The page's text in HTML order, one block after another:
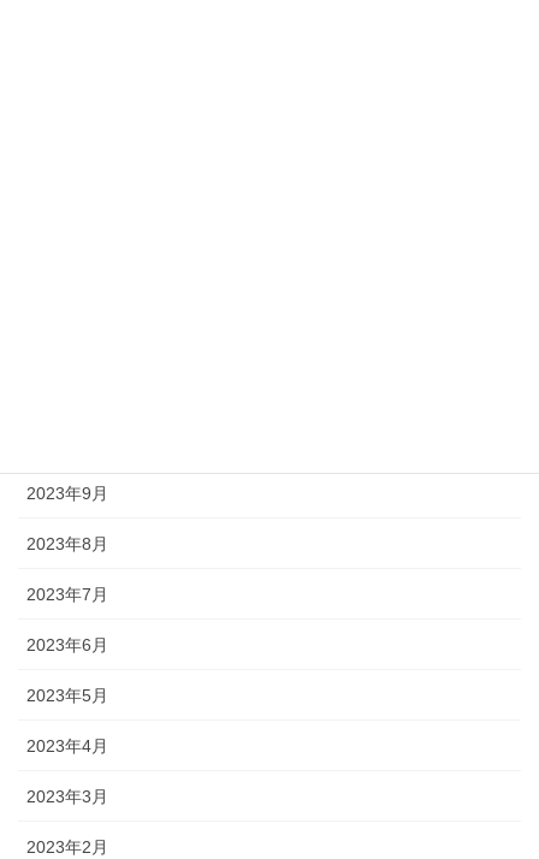
2023年9月
2023年8月
2023年7月
2023年6月
2023年5月
2023年4月
2023年3月
2023年2月